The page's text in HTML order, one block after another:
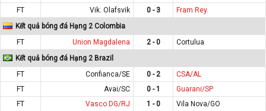
FT
Vik. Olafsvik 0 - 3
Fram Rey.
Kết quả bóng đá Hạng 2 Colombia
FT
Union Magdalena 2 - 0
Cortulua
Kết quả bóng đá Hạng 2 Brazil
FT
Confianca/SE 0 - 2
CSA/AL
FT
Avai/SC 0 - 1
Guarani/SP
FT
Vasco DG/RJ 1 - 0
Vila Nova/GO